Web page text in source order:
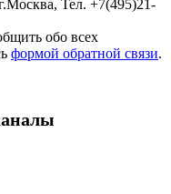
Тел. +7(495)21-
обо всех
формой обратной связи.